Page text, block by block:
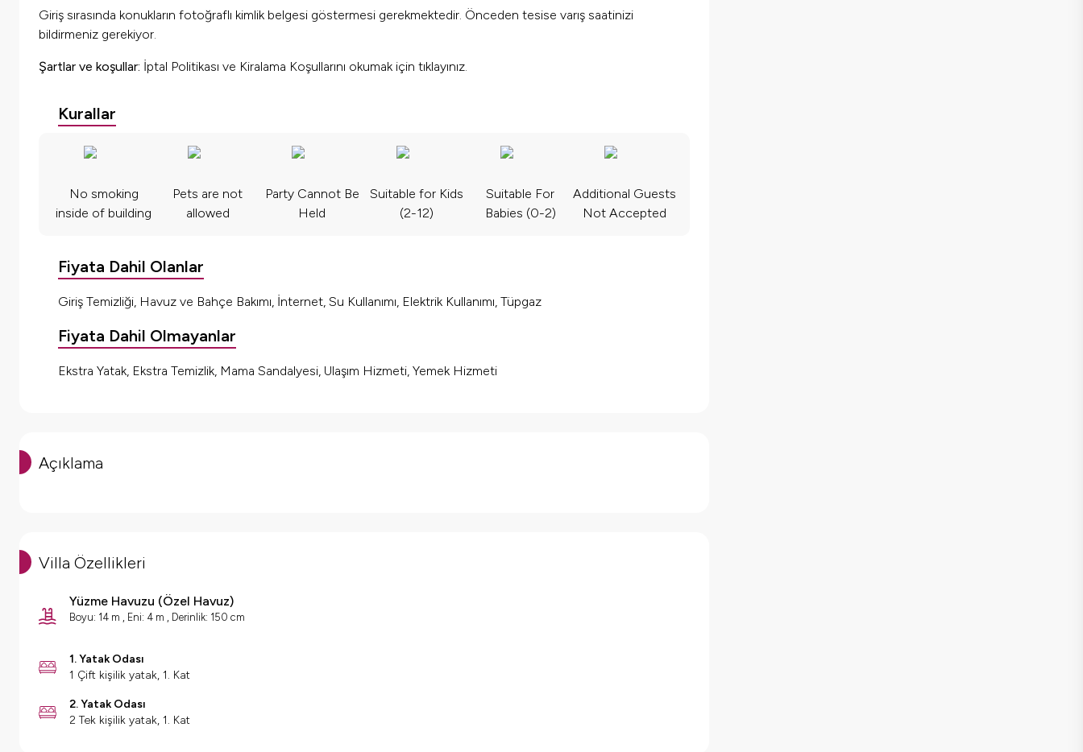
Giriş sırasında konukların fotoğraflı kimlik belgesi göstermesi gerekmektedir. Önceden tesise varış saatinizi
bildirmeniz gerekiyor.
Şartlar ve koşullar: İptal Politikası ve Kiralama Koşullarını okumak için tıklayınız.
Kurallar
No smoking
inside of building
Pets are not
allowed
Party Cannot Be
Held
Suitable for Kids
(2-12)
Suitable For
Babies (0-2)
Additional Guests
Not Accepted
Fiyata Dahil Olanlar
Giriş Temizliği, Havuz ve Bahçe Bakımı, İnternet, Su Kullanımı, Elektrik Kullanımı, Tüpgaz
Fiyata Dahil Olmayanlar
Ekstra Yatak, Ekstra Temizlik, Mama Sandalyesi, Ulaşım Hizmeti, Yemek Hizmeti
Açıklama
Villa Özellikleri
Yüzme Havuzu (Özel Havuz)
Boyu: 14 m , Eni: 4 m , Derinlik: 150 cm
1. Yatak Odası
1 Çift kişilik yatak, 1. Kat
2. Yatak Odası
2 Tek kişilik yatak, 1. Kat